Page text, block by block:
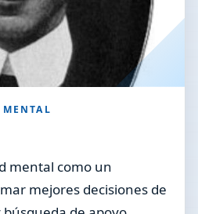
mental como un
mejores decisiones de